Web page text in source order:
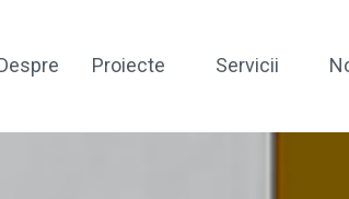
Proiecte Servicii